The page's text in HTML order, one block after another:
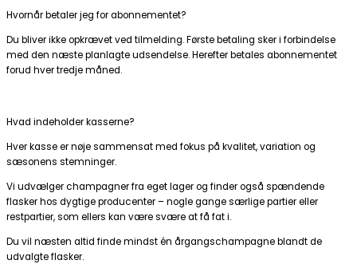
Hvornår betaler jeg for abonnementet?
Du bliver ikke opkrævet ved tilmelding. Første betaling sker i forbindelse
med den næste planlagte udsendelse. Herefter betales abonnementet
forud hver tredje måned.
Hvad indeholder kasserne?
Hver kasse er nøje sammensat med fokus på kvalitet, variation og
sæsonens stemninger.
Vi udvælger champagner fra eget lager og finder også spændende
flasker hos dygtige producenter – nogle gange særlige partier eller
restpartier, som ellers kan være svære at få fat i.
Du vil næsten altid finde mindst én årgangschampagne blandt de
udvalgte flasker.